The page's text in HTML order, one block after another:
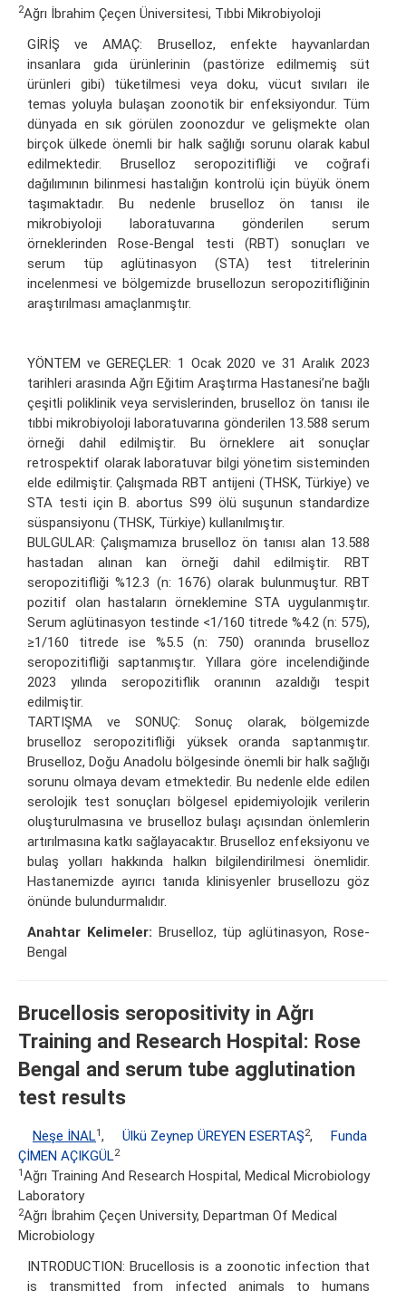
2Ağrı İbrahim Çeçen Üniversitesi, Tıbbi Mikrobiyoloji
GİRİŞ ve AMAÇ: Bruselloz, enfekte hayvanlardan
insanlara gıda ürünlerinin (pastörize edilmemiş süt
ürünleri gibi) tüketilmesi veya doku, vücut sıvıları ile
temas yoluyla bulaşan zoonotik bir enfeksiyondur. Tüm
dünyada en sık görülen zoonozdur ve gelişmekte olan
birçok ülkede önemli bir halk sağlığı sorunu olarak kabul
edilmektedir. Bruselloz seropozitifliği ve coğrafi
dağılımının bilinmesi hastalığın kontrolü için büyük önem
taşımaktadır. Bu nedenle bruselloz ön tanısı ile
mikrobiyoloji laboratuvarına gönderilen serum
örneklerinden Rose-Bengal testi (RBT) sonuçları ve
serum tüp aglütinasyon (STA) test titrelerinin
incelenmesi ve bölgemizde brusellozun seropozitifliğinin
araştırılması amaçlanmıştır.
YÖNTEM ve GEREÇLER: 1 Ocak 2020 ve 31 Aralık 2023
tarihleri arasında Ağrı Eğitim Araştırma Hastanesi’ne bağlı
çeşitli poliklinik veya servislerinden, bruselloz ön tanısı ile
tıbbi mikrobiyoloji laboratuvarına gönderilen 13.588 serum
örneği dahil edilmiştir. Bu örneklere ait sonuçlar
retrospektif olarak laboratuvar bilgi yönetim sisteminden
elde edilmiştir. Çalışmada RBT antijeni (THSK, Türkiye) ve
STA testi için B. abortus S99 ölü suşunun standardize
süspansiyonu (THSK, Türkiye) kullanılmıştır.
BULGULAR: Çalışmamıza bruselloz ön tanısı alan 13.588
hastadan alınan kan örneği dahil edilmiştir. RBT
seropozitifliği %12.3 (n: 1676) olarak bulunmuştur. RBT
pozitif olan hastaların örneklemine STA uygulanmıştır.
Serum aglütinasyon testinde <1/160 titrede %4.2 (n: 575),
≥1/160 titrede ise %5.5 (n: 750) oranında bruselloz
seropozitifliği saptanmıştır. Yıllara göre incelendiğinde
2023 yılında seropozitiflik oranının azaldığı tespit
edilmiştir.
TARTIŞMA ve SONUÇ: Sonuç olarak, bölgemizde
bruselloz seropozitifliği yüksek oranda saptanmıştır.
Bruselloz, Doğu Anadolu bölgesinde önemli bir halk sağlığı
sorunu olmaya devam etmektedir. Bu nedenle elde edilen
serolojik test sonuçları bölgesel epidemiyolojik verilerin
oluşturulmasına ve bruselloz bulaşı açısından önlemlerin
artırılmasına katkı sağlayacaktır. Bruselloz enfeksiyonu ve
bulaş yolları hakkında halkın bilgilendirilmesi önemlidir.
Hastanemizde ayırıcı tanıda klinisyenler brusellozu göz
önünde bulundurmalıdır.
Anahtar Kelimeler: Bruselloz, tüp aglütinasyon, Rose-
Bengal
Brucellosis seropositivity in Ağrı
Training and Research Hospital: Rose
Bengal and serum tube agglutination
test results
Neşe İNAL1, Ülkü Zeynep ÜREYEN ESERTAŞ2,
Funda
ÇİMEN AÇIKGÜL2
1Ağrı Training And Research Hospital, Medical Microbiology
Laboratory
2Ağrı İbrahim Çeçen University, Departman Of Medical
Microbiology
INTRODUCTION: Brucellosis is a zoonotic infection that
is transmitted from infected animals to humans